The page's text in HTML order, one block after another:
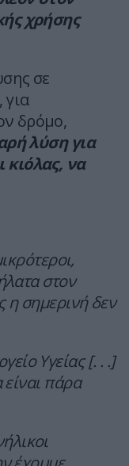
χρήσης
σε
δρόμο,
λύση για
κιόλας, να
στον
η σημερινή δεν
Υγείας [. . .]
είναι πάρα